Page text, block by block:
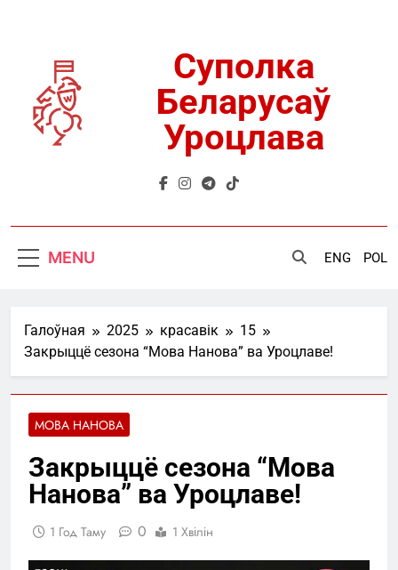
Суполка
Беларусаў
Уроцлава
ENG POL
MENU
Галоўная 2025 красавік
15
Закрыццё сезона “Мова Нанова” ва Уроцлаве!
МОВА НАНОВА
Закрыццё сезона “Мова
Нанова” ва Уроцлаве!
1 Год Таму 0 1 Хвілін